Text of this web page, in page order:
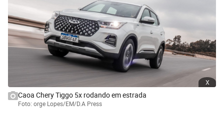
x
Caoa Chery Tiggo 5x rodando em estrada
Foto: orge Lopes/EM/D.A Press